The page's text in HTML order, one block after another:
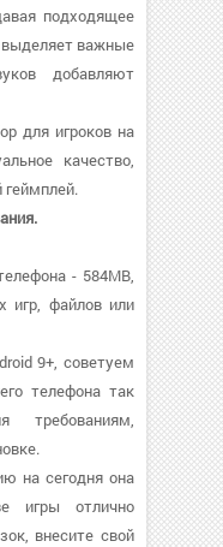
подходящее
важные
добавляют
для игроков на
качество,
геймплей.
- 584MB,
игр, файлов или
9+, советуем
телефона так
требованиям,
на сегодня она
игры отлично
внесите свой